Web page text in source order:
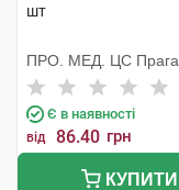
шт
ПРО. МЕД. ЦС Прага
Є в наявності
від 86.40 грн
КУПИТИ